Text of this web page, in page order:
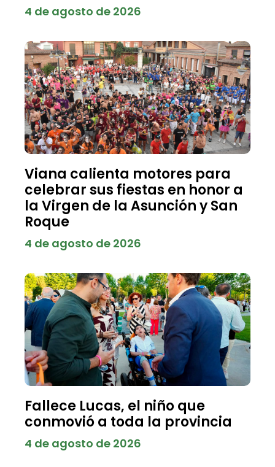
4 de agosto de 2026
Viana calienta motores para
celebrar sus fiestas en honor a
la Virgen de la Asunción y San
Roque
4 de agosto de 2026
Fallece Lucas, el niño que
conmovió a toda la provincia
4 de agosto de 2026